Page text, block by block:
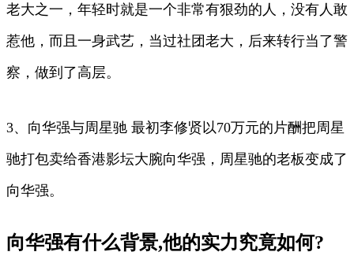
老大之一，年轻时就是一个非常有狠劲的人，没有人敢
惹他，而且一身武艺，当过社团老大，后来转行当了警
察，做到了高层。
3、向华强与周星驰 最初李修贤以70万元的片酬把周星
驰打包卖给香港影坛大腕向华强，周星驰的老板变成了
向华强。
向华强有什么背景,他的实力究竟如何?